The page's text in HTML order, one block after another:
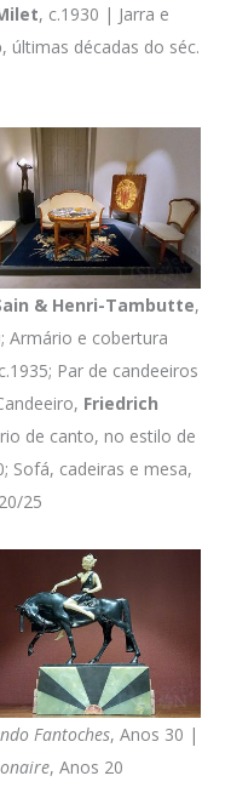
, c.1930 | Jarra e
, últimas décadas do séc.
& Henri-Tambutte,
Armário e cobertura
Par de candeeiros
Friedrich
de canto, no estilo de
Sofá, cadeiras e mesa,
25
Fantoches, Anos 30 |
, Anos 20